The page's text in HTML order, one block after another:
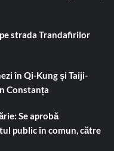
strada Trandafirilor
în Qi-Kung și Taiji-
Constanța
Se aprobă
public în comun, către